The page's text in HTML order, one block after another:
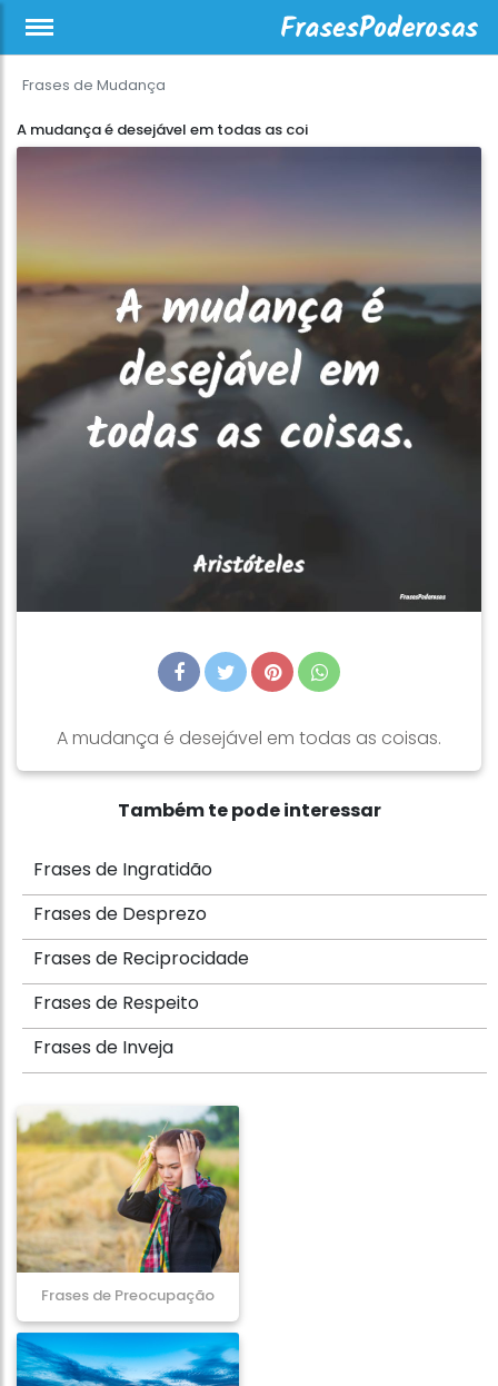
Frases de Mudança
A mudança é desejável em todas as coi
A mudança é desejável em todas as coisas.
Também te pode interessar
Frases de Ingratidão
Frases de Desprezo
Frases de Reciprocidade
Frases de Respeito
Frases de Inveja
Frases de Preocupação